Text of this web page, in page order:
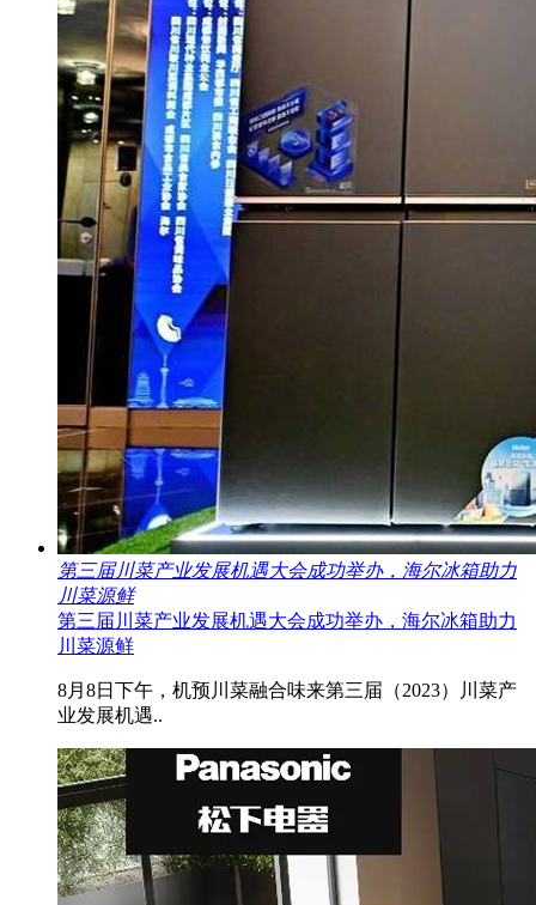
第三届川菜产业发展机遇大会成功举办，海尔冰箱助力
川菜源鲜
第三届川菜产业发展机遇大会成功举办，海尔冰箱助力
川菜源鲜
8月8日下午，机预川菜融合味来第三届（2023）川菜产
业发展机遇..